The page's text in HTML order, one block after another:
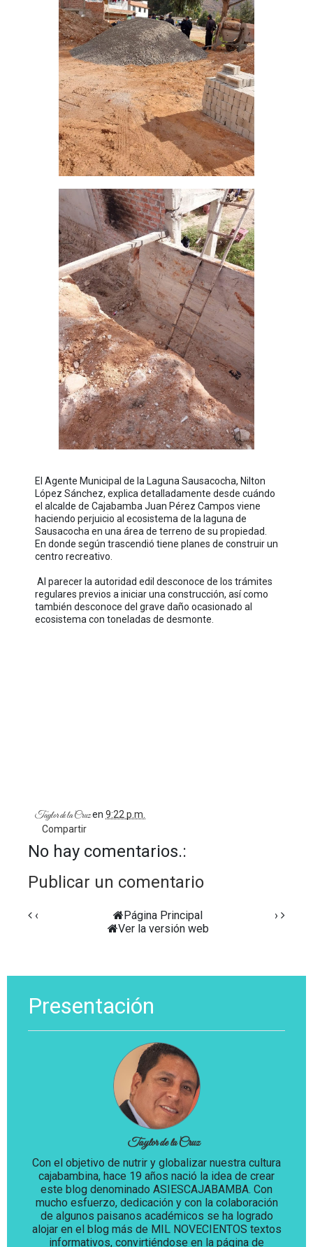
El Agente Municipal de la Laguna Sausacocha, Nilton
López Sánchez, explica detalladamente desde cuándo
el alcalde de Cajabamba Juan Pérez Campos viene
haciendo perjuicio al ecosistema de la laguna de
Sausacocha en una área de terreno de su propiedad.
En donde según trascendió tiene planes de construir un
centro recreativo.
Al parecer la autoridad edil desconoce de los trámites
regulares previos a iniciar una construcción, así como
también desconoce del grave daño ocasionado al
ecosistema con toneladas de desmonte.
Taylor de la Cruzen 9:22 p.m.
Compartir
No hay comentarios.:
Publicar un comentario
‹ ›
Página Principal
Ver la versión web
Presentación
Taylor de la Cruz
Con el objetivo de nutrir y globalizar nuestra cultura
cajabambina, hace 19 años nació la idea de crear
este blog denominado ASIESCAJABAMBA. Con
mucho esfuerzo, dedicación y con la colaboración
de algunos paisanos académicos se ha logrado
alojar en el blog más de MIL NOVECIENTOS textos
informativos, convirtiéndose en la página de